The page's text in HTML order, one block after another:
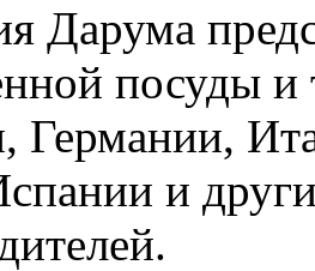
Дарума
посуды
Германии,
и